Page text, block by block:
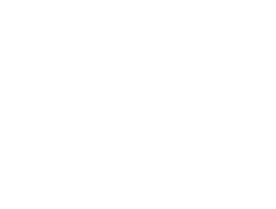
みいただける施設となって